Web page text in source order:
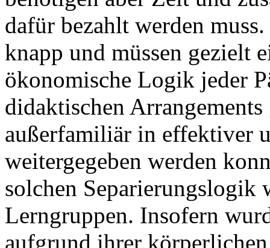
dafür bezahlt werden
knapp und müssen gezielt
ökonomische Logik jeder
didaktischen
außerfamiliär in effektiver
weitergegeben werden
solchen Separierungslogik
Lerngruppen. Insofern
aufgrund ihrer